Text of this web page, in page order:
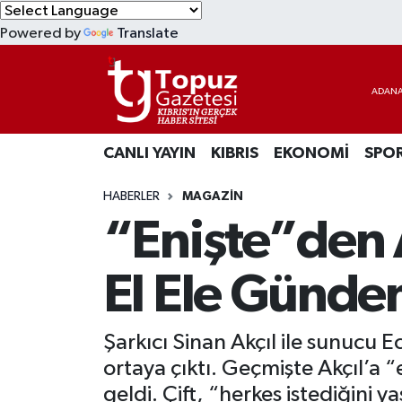
Powered by Translate
CANLI YAYIN KIBRIS EKONOMİ
HABERLER MAGAZİN
“Enişte”den
El Ele
Şarkıcı Sinan Akçıl ile sunucu
ortaya çıktı. Geçmişte
geldi. Çift, “herkes istediğini
EKONOMİ
MAGAZİN
TEKNOLOJİ
TÜRKİYE
Lefkoşa Nöbetçi Eczaneler
Lefkoşa Hava Durumu
Lefkoşa Trafik Yoğunluk Haritası
Süper Lig Puan Durumu ve Fikstür
Tüm Manşetler
Son Dakika Haberleri
Haber Arşivi